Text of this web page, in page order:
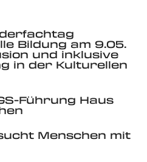
Bildung am 9.05.
und inklusive
in der Kulturellen
Führung Haus
Menschen mit